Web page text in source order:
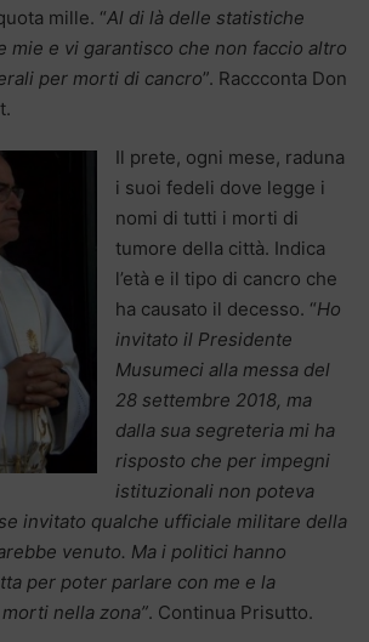
mille. “Al di là delle statistiche
mie e vi garantisco che non faccio altro
per morti di cancro”. Raccconta Don
Il prete, ogni mese, raduna
i suoi fedeli dove legge i
nomi di tutti i morti di
tumore della città. Indica
l’età e il tipo di cancro che
ha causato il decesso. “Ho
invitato il Presidente
Musumeci alla messa del
28 settembre 2018, ma
dalla sua segreteria mi ha
risposto che per impegni
istituzionali non poteva
invitato qualche ufficiale militare della
venuto. Ma i politici hanno
per poter parlare con me e la
nella zona”. Continua Prisutto.